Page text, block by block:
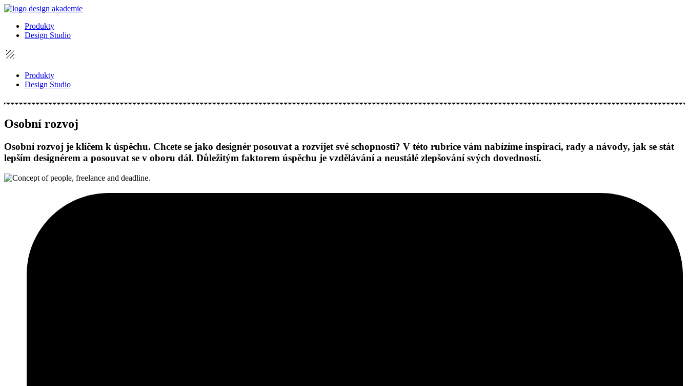
Přejít
obsahuProdukty
Design Studio
Produkty
Design Studio
Osobní rozvoj
Osobní rozvoj je klíčem k úspěchu. Chcete se jako designér posouvat a rozvíjet své schopnosti? V této rubrice vám nabízíme inspiraci, rady a návody, jak se stát
lepším designérem a posouvat se v oboru dál. Důležitým faktorem úspěchu je vzdělávání a neustálé zlepšování svých dovedností.